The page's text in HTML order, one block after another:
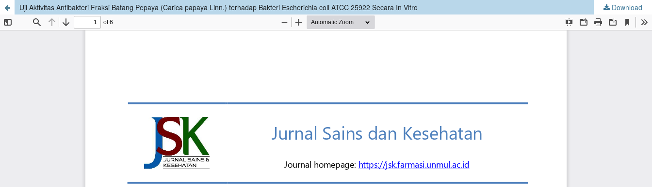
Uji Aktivitas Antibakteri Fraksi Batang Pepaya (Carica papaya Linn.) terhadap Bakteri Escherichia coli ATCC 25922 Secara In Vitro Download